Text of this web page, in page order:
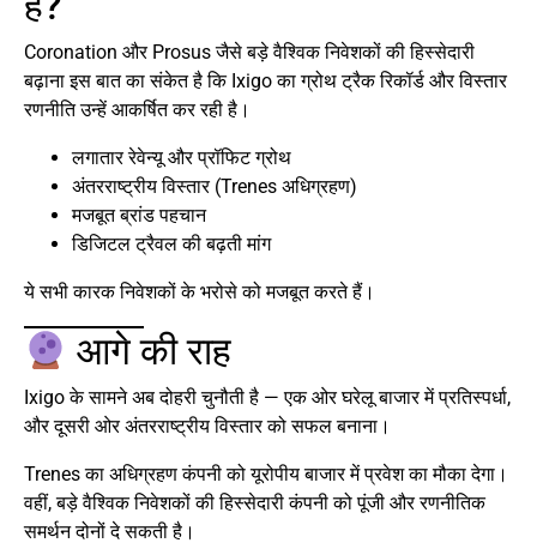
Coronation और Prosus जैसे बड़े वैश्विक निवेशकों की हिस्सेदारी
बढ़ाना इस बात का संकेत है कि Ixigo का ग्रोथ ट्रैक रिकॉर्ड और विस्तार
रणनीति उन्हें आकर्षित कर रही है।
लगातार रेवेन्यू और प्रॉफिट ग्रोथ
अंतरराष्ट्रीय विस्तार (Trenes अधिग्रहण)
मजबूत ब्रांड पहचान
डिजिटल ट्रैवल की बढ़ती मांग
ये सभी कारक निवेशकों के भरोसे को मजबूत करते हैं।
आगे की राह
Ixigo के सामने अब दोहरी चुनौती है — एक ओर घरेलू बाजार में प्रतिस्पर्धा,
और दूसरी ओर अंतरराष्ट्रीय विस्तार को सफल बनाना।
Trenes का अधिग्रहण कंपनी को यूरोपीय बाजार में प्रवेश का मौका देगा।
वहीं, बड़े वैश्विक निवेशकों की हिस्सेदारी कंपनी को पूंजी और रणनीतिक
समर्थन दोनों दे सकती है।